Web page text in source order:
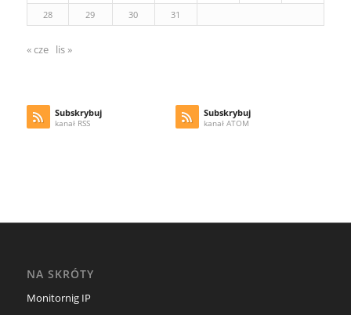
28
29 30 31
« cze lis »
Subskrybuj
kanał RSS
Subskrybuj
kanał ATOM
NA SKRÓTY
Monitornig IP